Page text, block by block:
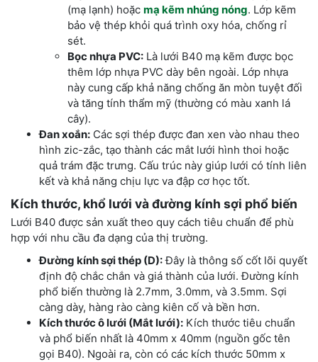
(mạ lạnh) hoặc mạ kẽm nhúng nóng. Lớp kẽm
bảo vệ thép khỏi quá trình oxy hóa, chống rỉ
sét.
Bọc nhựa PVC: Là lưới B40 mạ kẽm được bọc
thêm lớp nhựa PVC dày bên ngoài. Lớp nhựa
này cung cấp khả năng chống ăn mòn tuyệt đối
và tăng tính thẩm mỹ (thường có màu xanh lá
cây).
Đan xoắn: Các sợi thép được đan xen vào nhau theo
hình zic-zắc, tạo thành các mắt lưới hình thoi hoặc
quả trám đặc trưng. Cấu trúc này giúp lưới có tính liên
kết và khả năng chịu lực va đập cơ học tốt.
Kích thước, khổ lưới và đường kính sợi phổ biến
Lưới B40 được sản xuất theo quy cách tiêu chuẩn để phù
hợp với nhu cầu đa dạng của thị trường.
Đường kính sợi thép (D):Đây là thông số cốt lõi quyết
định độ chắc chắn và giá thành của lưới. Đường kính
phổ biến thường là 2.7mm, 3.0mm, và 3.5mm. Sợi
càng dày, hàng rào càng kiên cố và bền hơn.
Kích thước ô lưới (Mắt lưới): Kích thước tiêu chuẩn
và phổ biến nhất là 40mm x 40mm (nguồn gốc tên
gọi B40). Ngoài ra, còn có các kích thước 50mm x